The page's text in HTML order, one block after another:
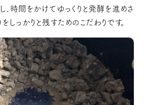
、時間をかけてゆっくりと発酵を進めさ
しっかりと残すためのこだわりです。